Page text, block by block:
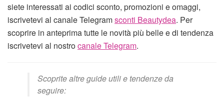
siete interessati ai codici sconto, promozioni e omaggi,
iscrivetevi al canale Telegramsconti Beautydea. Per
scoprire in anteprima tutte le novità più belle e di tendenza
iscrivetevi al nostrocanale Telegram.
Scoprite altre guide utili e tendenze da
seguire: